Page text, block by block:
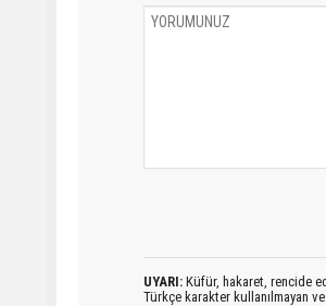
UYARI: Küfür, hakaret, rencide
Türkçe karakter kullanılmayan